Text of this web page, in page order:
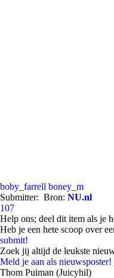
boby_farrell boney_m
Submitter: Bron: NU.nl
107
Help ons; deel dit item als je
Heb je een hete scoop over
submit!
Zoek jij altijd de leukste
Meld je aan als nieuwsposter!
Thom Puiman (Juicyhil)